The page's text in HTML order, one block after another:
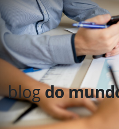
blogdo